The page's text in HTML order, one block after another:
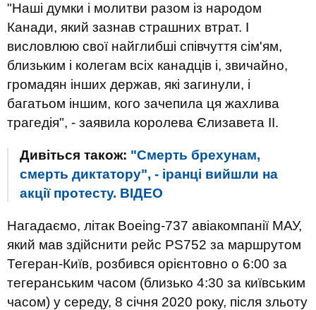
"Наші думки і молитви разом із народом
Канади, який зазнав страшних втрат. І
висловлюю свої найглибші співчуття сім'ям,
близьким і колегам всіх канадців і, звичайно,
громадян інших держав, які загинули, і
багатьом іншим, кого зачепила ця жахлива
трагедія", - заявила королева Єлизавета II.
Дивіться також: "Смерть брехунам,
смерть диктатору", - іранці вийшли на
акції протесту. ВIДЕО
Нагадаємо, літак Boeing-737 авіакомпанії МАУ,
який мав здійснити рейс PS752 за маршрутом
Тегеран-Київ, розбився орієнтовно о 6:00 за
тегеранським часом (близько 4:30 за київським
часом) у середу, 8 січня 2020 року, після зльоту